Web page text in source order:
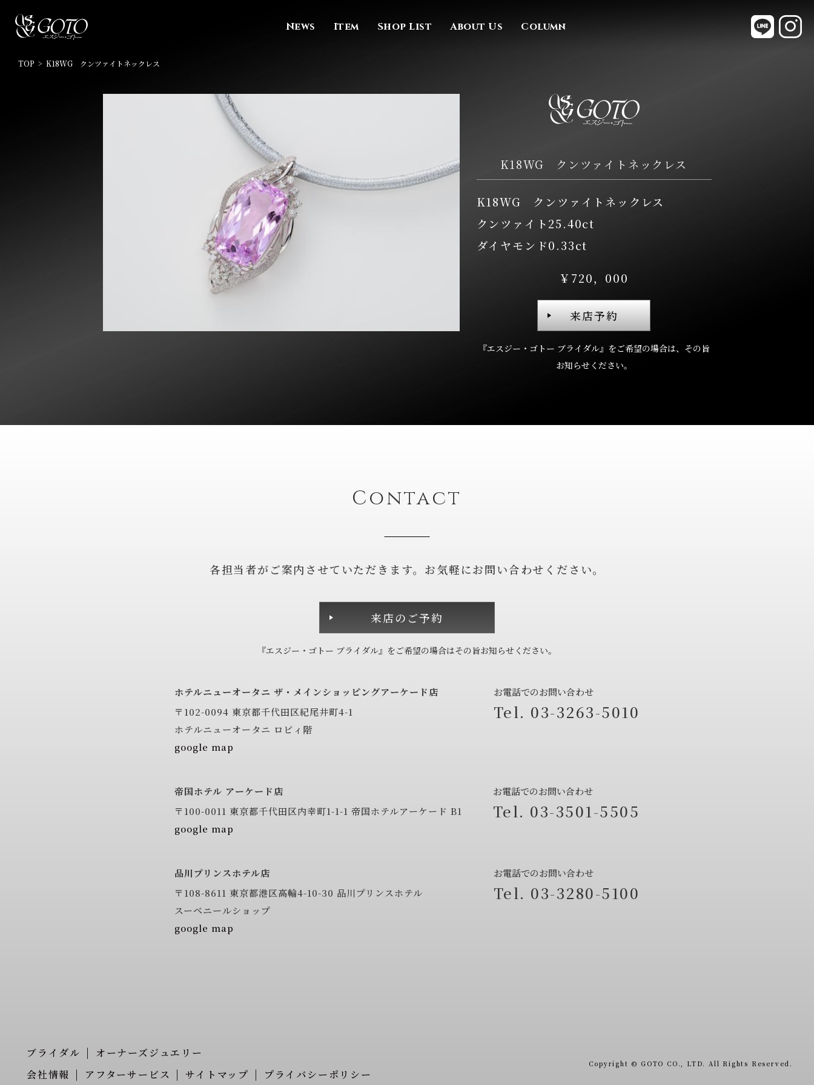
News Item Shop List About Us Column sg-
TOP K18WG クンツァイトネックレス
K18WG クンツァイトネックレス
K18WG クンツァイトネックレス
クンツァイト25.40ct
ダイヤモンド0.33ct
￥720，000
来店予約
『エスジー・ゴトー ブライダル』をご希望の場合は、 その旨
お知らせください。
Contact
各担当者がご案内させていただきます。 お気軽にお問い合わせください。
来店のご予約
『エスジー・ゴトー ブライダル』をご希望の場合はその旨お知らせください。
ホテルニューオータニ ザ・メインショッピングアーケード店
〒102-0094 東京都千代田区紀尾井町4-1
ホテルニューオータニ ロビィ階
google map
お電話でのお問い合わせ
03-3263-5010
帝国ホテル アーケード店
〒100-0011 東京都千代田区内幸町1-1-1 帝国ホテルアーケード B1
google map
お電話でのお問い合わせ
03-3501-5505
品川プリンスホテル店
〒108-8611 東京都港区高輪4-10-30 品川プリンスホテル
スーベニールショップ
google map
お電話でのお問い合わせ
03-3280-5100
ブライダル
オーナーズジュエリー
会社情報
アフターサービス サイトマップ プライバシーポリシー
Copyright © GOTO CO., LTD. All Rights Reserved.